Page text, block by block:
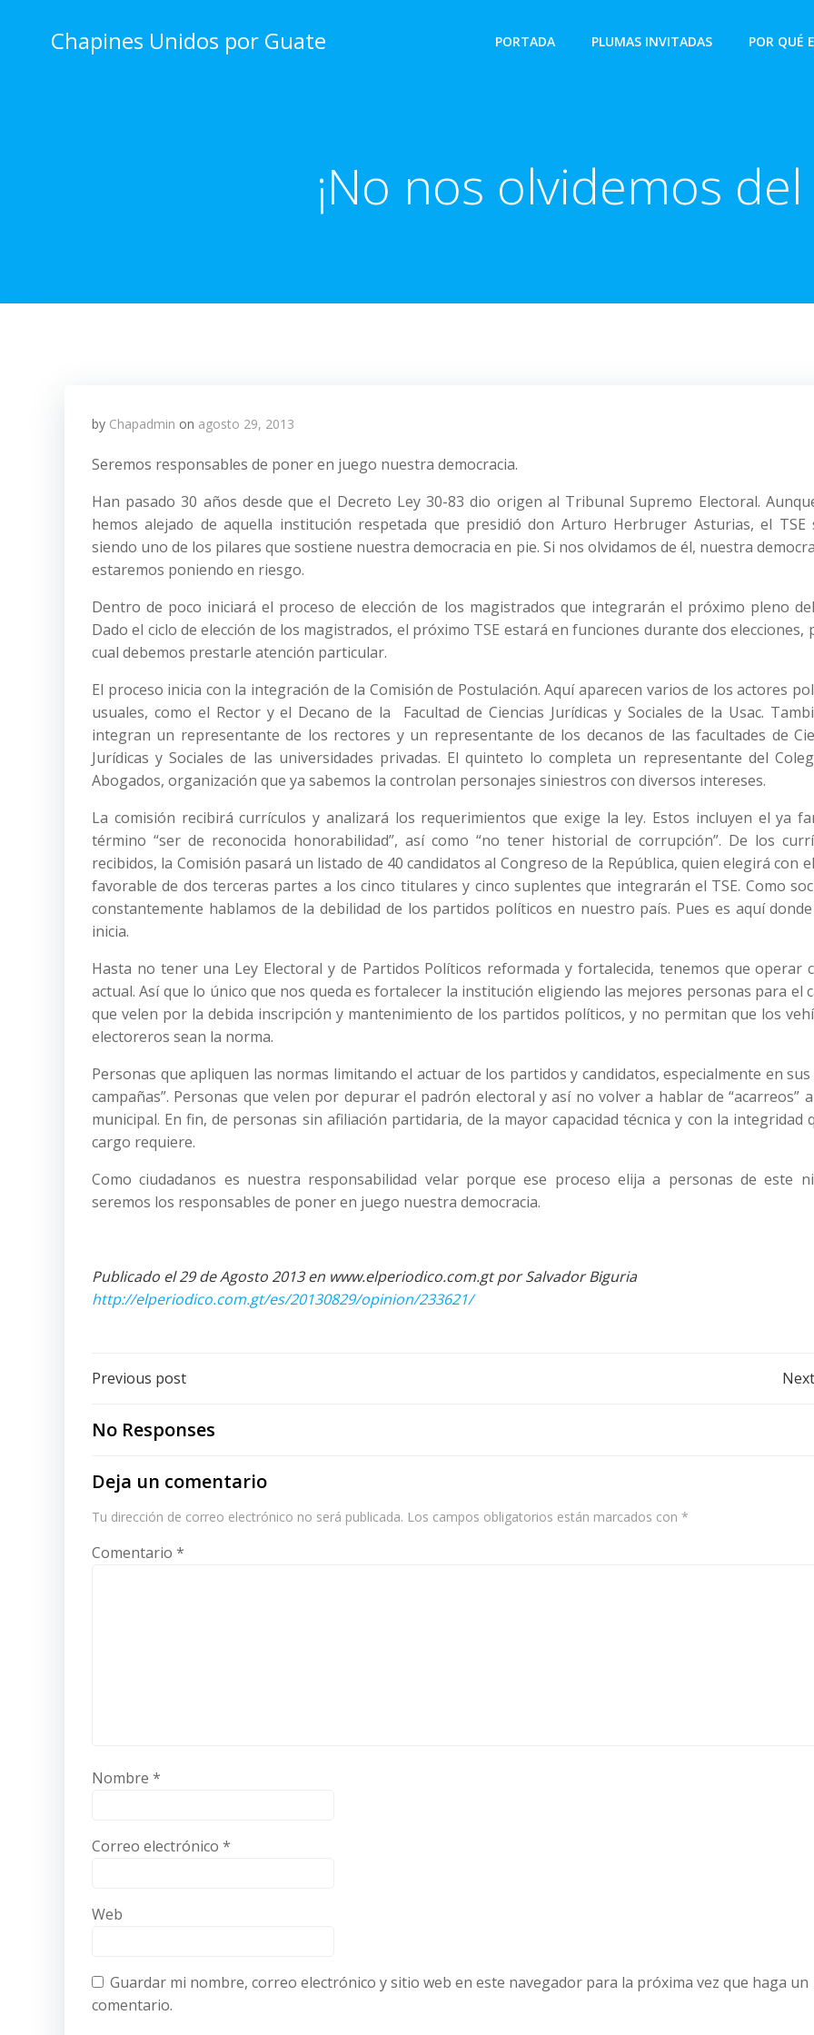
Chapines Unidos por Guate PORTADA PLUMAS INVITADAS POR QUÉ
¡No nos olvidemos del
by Chapadmin on agosto 29, 2013
Seremos responsables de poner en juego nuestra democracia.
Han pasado 30 años desde que el Decreto Ley 30-83 dio origen al Tribunal Supremo Electoral.
hemos alejado de aquella institución respetada que presidió don Arturo Herbruger Asturias, el TSE
siendo uno de los pilares que sostiene nuestra democracia en pie. Si nos olvidamos de él, nuestra
estaremos poniendo en riesgo.
Dentro de poco iniciará el proceso de elección de los magistrados que integrarán el próximo pleno del
Dado el ciclo de elección de los magistrados, el próximo TSE estará en funciones durante dos elecciones,
cual debemos prestarle atención particular.
El proceso inicia con la integración de la Comisión de Postulación. Aquí aparecen varios de los actores
usuales, como el Rector y el Decano de la Facultad de Ciencias Jurídicas y Sociales de la Usac.
integran un representante de los rectores y un representante de los decanos de las facultades de
Jurídicas y Sociales de las universidades privadas. El quinteto lo completa un representante del
Abogados, organización que ya sabemos la controlan personajes siniestros con diversos intereses.
La comisión recibirá currículos y analizará los requerimientos que exige la ley. Estos incluyen el ya
término “ser de reconocida honorabilidad”, así como “no tener historial de corrupción”. De los
recibidos, la Comisión pasará un listado de 40 candidatos al Congreso de la República, quien elegirá con
favorable de dos terceras partes a los cinco titulares y cinco suplentes que integrarán el TSE. Como
constantemente hablamos de la debilidad de los partidos políticos en nuestro país. Pues es aquí
inicia.
Hasta no tener una Ley Electoral y de Partidos Políticos reformada y fortalecida, tenemos que operar
actual. Así que lo único que nos queda es fortalecer la institución eligiendo las mejores personas para el
que velen por la debida inscripción y mantenimiento de los partidos políticos, y no permitan que los
electoreros sean la norma.
Personas que apliquen las normas limitando el actuar de los partidos y candidatos, especialmente en sus
campañas”. Personas que velen por depurar el padrón electoral y así no volver a hablar de “acarreos”
municipal. En fin, de personas sin afiliación partidaria, de la mayor capacidad técnica y con la integridad
cargo requiere.
Como ciudadanos es nuestra responsabilidad velar porque ese proceso elija a personas de este
seremos los responsables de poner en juego nuestra democracia.
Publicado el 29 de Agosto 2013 en www.elperiodico.com.gt por Salvador Biguria
http://elperiodico.com.gt/es/20130829/opinion/233621/
Post
navigation
Previous post
No Responses
Deja un comentario
Tu dirección de correo electrónico no será publicada. Los campos obligatorios están marcados con *
Comentario *
Nombre *
Correo electrónico *
Web
Guardar mi nombre, correo electrónico y sitio web en este navegador para la próxima vez que haga un
comentario.